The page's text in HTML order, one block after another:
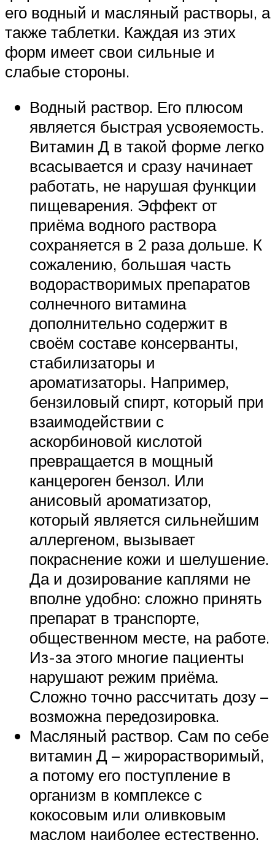
его водный и масляный растворы, а
также таблетки. Каждая из этих
форм имеет свои сильные и
слабые стороны.
Водный раствор. Его плюсом
является быстрая усвояемость.
Витамин Д в такой форме легко
всасывается и сразу начинает
работать, не нарушая функции
пищеварения. Эффект от
приёма водного раствора
сохраняется в 2 раза дольше. К
сожалению, большая часть
водорастворимых препаратов
солнечного витамина
дополнительно содержит в
своём составе консерванты,
стабилизаторы и
ароматизаторы. Например,
бензиловый спирт, который при
взаимодействии с
аскорбиновой кислотой
превращается в мощный
канцероген бензол. Или
анисовый ароматизатор,
который является сильнейшим
аллергеном, вызывает
покраснение кожи и шелушение.
Да и дозирование каплями не
вполне удобно: сложно принять
препарат в транспорте,
общественном месте, на работе.
Из-за этого многие пациенты
нарушают режим приёма.
Сложно точно рассчитать дозу –
возможна передозировка.
Масляный раствор. Сам по себе
витамин Д – жирорастворимый,
а потому его поступление в
организм в комплексе с
кокосовым или оливковым
маслом наиболее естественно.